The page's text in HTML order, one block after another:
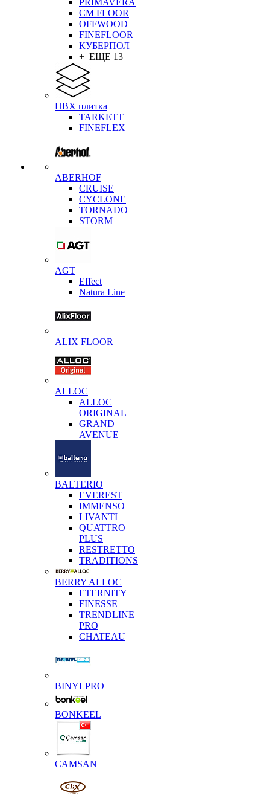
PRIMAVERA
CM FLOOR
OFFWOOD
FINEFLOOR
КУБЕРПОЛ
+ ЕЩЕ 13
ПВХ плитка
TARKETT
FINEFLEX
ABERHOF
CRUISE
CYCLONE
TORNADO
STORM
AGT
Effect
Natura Line
ALIX FLOOR
ALLOC
ALLOC
ORIGINAL
GRAND
AVENUE
BALTERIO
EVEREST
IMMENSO
LIVANTI
QUATTRO
PLUS
RESTRETTO
TRADITIONS
BERRY ALLOC
ETERNITY
FINESSE
TRENDLINE
PRO
CHATEAU
BINYLPRO
BONKEEL
CAMSAN